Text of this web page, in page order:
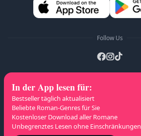
Follow Us
A-Z Listen: A B C
K
L M N O P
X
Y
In der App lesen für:
Bestseller täglich aktualisiert
Beliebte Roman-Genres für Sie
Kostenloser Download aller Romane
Unbegrenztes Lesen ohne Einschränkungen